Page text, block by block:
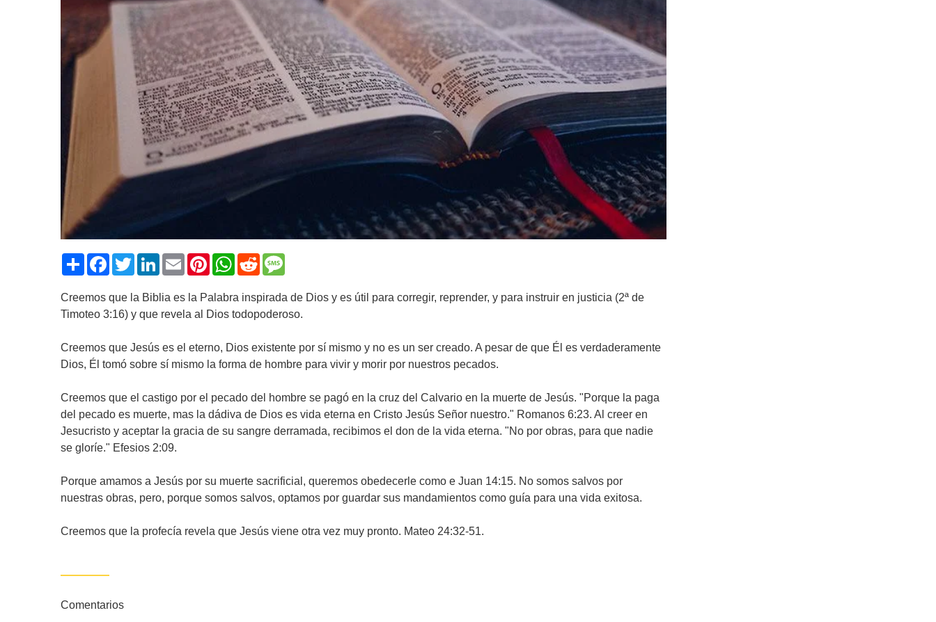
ShareFacebookTwitterLinkedIn
EmailPinterestWhatsApp
Reddit
Creemos que la Biblia es la Palabra inspirada de Dios y es útil para corregir, reprender, y para instruir en justicia (2ª de
Timoteo 3:16) y que revela al Dios todopoderoso.
Creemos que Jesús es el eterno, Dios existente por sí mismo y no es un ser creado. A pesar de que Él es verdaderamente
Dios, Él tomó sobre sí mismo la forma de hombre para vivir y morir por nuestros pecados.
Creemos que el castigo por el pecado del hombre se pagó en la cruz del Calvario en la muerte de Jesús. "Porque la paga
del pecado es muerte, mas la dádiva de Dios es vida eterna en Cristo Jesús Señor nuestro." Romanos 6:23. Al creer en
Jesucristo y aceptar la gracia de su sangre derramada, recibimos el don de la vida eterna. "No por obras, para que nadie
se gloríe." Efesios 2:09.
Porque amamos a Jesús por su muerte sacrificial, queremos obedecerle como e Juan 14:15. No somos salvos por
nuestras obras, pero, porque somos salvos, optamos por guardar sus mandamientos como guía para una vida exitosa.
Creemos que la profecía revela que Jesús viene otra vez muy pronto. Mateo 24:32-51.
Comentarios